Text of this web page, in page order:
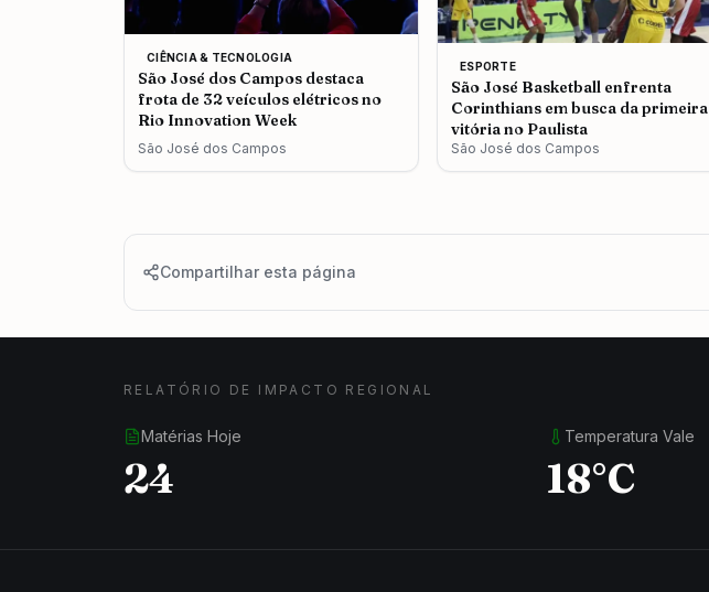
CIÊNCIA & TECNOLOGIA
São José dos Campos destaca
frota de 32 veículos elétricos no
Rio Innovation Week
São José dos Campos
ESPORTE
São José Basketball enfrenta
Corinthians em busca da primeira
vitória no Paulista
São José dos Campos
Compartilhar esta página
RELATÓRIO DE IMPACTO REGIONAL
Matérias Hoje
24
Temperatura Vale
18°C